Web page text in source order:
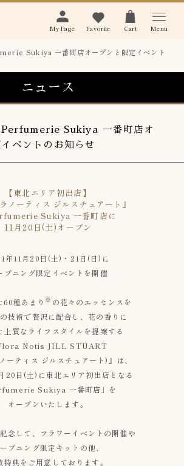
My Page Favorite Cart Menu
Sukiya 一番町店オープンと限定イベント
ニュース
Perfumerie Sukiya 一番町店オ
ベントのお知らせ
【東北エリア初出店】
ノーティス ジルスチュアート』
Sukiya 一番町店に
11月20日(土)オープン
年11月20日(土)・21日(日)に
プニング限定イベントを開催
60種あまり ※ の花々のエッセンスを
技術で贅沢に配合し、花の香りに
上質なライフスタイルを提案する
Notis JILL STUART
ーティス ジルスチュアート)』は、
20日(土)に東北エリア初出店となる
Sukiya 一番町店」を
オープンいたします。
念して、フラワーイベントの開催や
プニング限定キットの他、
特典をご用意しております。